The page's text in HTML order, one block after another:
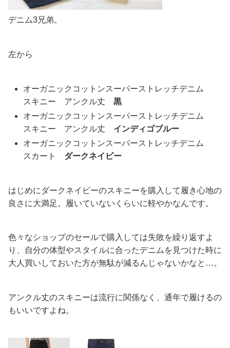
デニム3兄弟。
左から
オーガニックコットンスーパーストレッチデニム
スキニー アンクル丈黒
オーガニックコットンスーパーストレッチデニム
スキニー アンクル丈 インディゴブルー
オーガニックコットンスーパーストレッチデニム
スカート ダークネイビー
はじめにダークネイビーのスキニーを購入して履き心地の
良さに大満足。履いていないくらいに軽やかなんです。
色々なショップのセールで購入しては失敗を繰り返すよ
り、自分の体型やスタイルに合ったデニムを見つけた時に
大人買いしておいた方が無駄が減るんじゃないかなと…。
アンクル丈のスキニーは流行に関係なく、通年で履けるの
もいいですよね。